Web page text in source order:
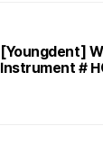
[Youngdent]
Instrument #